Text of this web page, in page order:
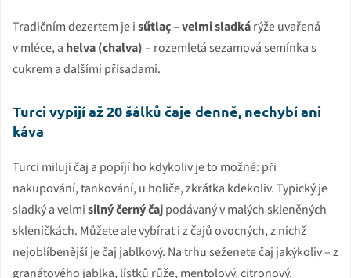
Tradičním dezertem je isűtlaç – velmi sladkárýže uvařená
v mléce, a helva (chalva)– rozemletá sezamová semínka s
cukrem a dalšími přísadami.
Turci vypijí až 20 šálků čaje denně, nechybí ani
káva
Turci milují čaj a popíjí ho kdykoliv je to možné: při
nakupování, tankování, u holiče, zkrátka kdekoliv. Typický je
sladký a velmisilný černý čajpodávaný v malých skleněných
skleničkách. Můžete ale vybírat i z čajů ovocných, z nichž
nejoblíbenější je čaj jablkový. Na trhu seženete čaj jakýkoliv – z
granátového jablka, lístků růže, mentolový, citronový,